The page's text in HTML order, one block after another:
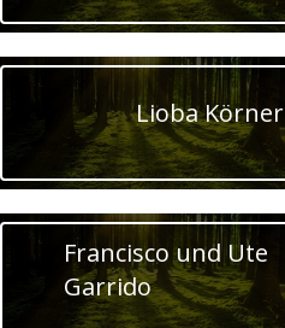
Lioba Körner
Francisco und Ute
Garrido